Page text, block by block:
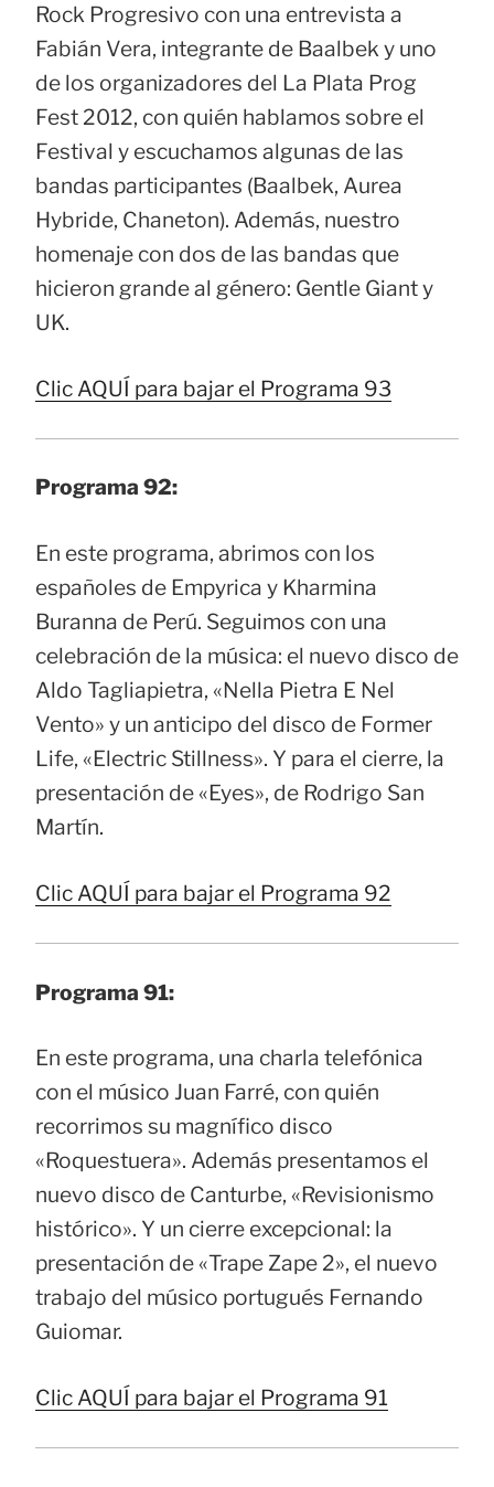
Rock Progresivo con una entrevista a
Fabián Vera, integrante de Baalbek y uno
de los organizadores del La Plata Prog
Fest 2012, con quién hablamos sobre el
Festival y escuchamos algunas de las
bandas participantes (Baalbek, Aurea
Hybride, Chaneton). Además, nuestro
homenaje con dos de las bandas que
hicieron grande al género: Gentle Giant y
UK.
Clic AQUÍ para bajar el Programa 93
Programa 92:
En este programa, abrimos con los
españoles de Empyrica y Kharmina
Buranna de Perú. Seguimos con una
celebración de la música: el nuevo disco de
Aldo Tagliapietra, «Nella Pietra E Nel
Vento» y un anticipo del disco de Former
Life, «Electric Stillness». Y para el cierre, la
presentación de «Eyes», de Rodrigo San
Martín.
Clic AQUÍ para bajar el Programa 92
Programa 91:
En este programa, una charla telefónica
con el músico Juan Farré, con quién
recorrimos su magnífico disco
«Roquestuera». Además presentamos el
nuevo disco de Canturbe, «Revisionismo
histórico». Y un cierre excepcional: la
presentación de «Trape Zape 2», el nuevo
trabajo del músico portugués Fernando
Guiomar.
Clic AQUÍ para bajar el Programa 91